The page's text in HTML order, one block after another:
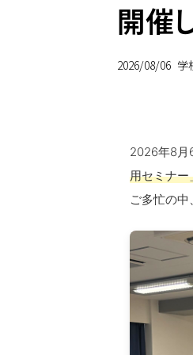
開催
2026/08/06 学
2026年8月
用セミナー
ご多忙の